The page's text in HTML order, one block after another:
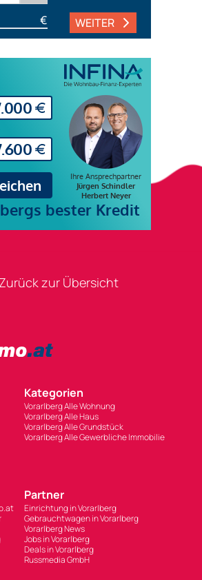
€ WEITER
Zurück zur Übersicht
Kategorien
Vorarlberg Alle Wohnung
Vorarlberg Alle Haus
Vorarlberg Alle Grundstück
Vorarlberg Alle Gewerbliche Immobilie
Partner
Einrichtung in Vorarlberg
Gebrauchtwagen in Vorarlberg
Vorarlberg News
Jobs in Vorarlberg
Deals in Vorarlberg
Russmedia GmbH